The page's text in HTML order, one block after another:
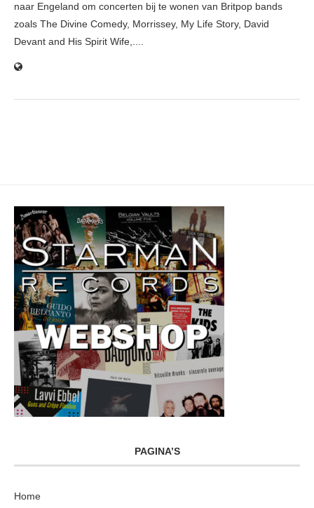
naar Engeland om concerten bij te wonen van Britpop bands
zoals The Divine Comedy, Morrissey, My Life Story, David
Devant and His Spirit Wife,....
PAGINA’S
Home